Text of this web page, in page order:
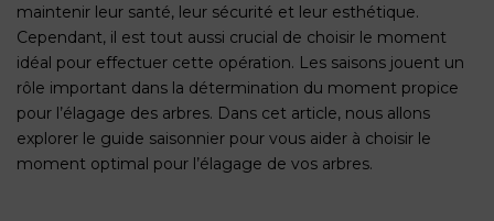
maintenir leur santé, leur sécurité et leur esthétique.
Cependant, il est tout aussi crucial de choisir le moment
idéal pour effectuer cette opération. Les saisons jouent un
rôle important dans la détermination du moment propice
pour l’élagage des arbres. Dans cet article, nous allons
explorer le guide saisonnier pour vous aider à choisir le
moment optimal pour l’élagage de vos arbres.